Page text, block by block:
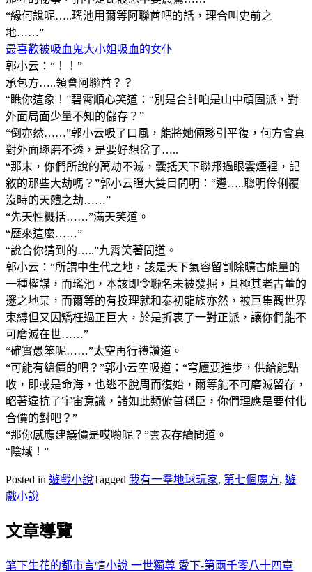
“緣何說呢…..瑤池用爾等阿聯酋吧的話，理合叫史前之
地……”
最喜歡被吸血鬼大小姐吸血的女仆
郭小云：“！！”
承包方…..領會阿聯酋？？
“瞧你這象！”碧霄順心笑道：“別是合計咱是山中頑固派，對
外面局面少量不知的儲存？”
“倒亦然……”郭小云吸了口風，能將她倆夥引平復，何方會真
對外面琢磨不透，是要好想岔了…..
“那末，你們所說的萬劫不滅，囊括天下聯邦過眼雲煙裡，記
敘的那些大劫嗎？”郭小云瞪大雙目問明：“遵…..聰明伶俐覆
沒時的天體之劫……”
“先天性概括……”滿天笑道。
“歷來這麼……”
“說合你猜到的…..”九霄笑著問道。
郭小云：“所謂中生代之地，該是天下氣容留割除曠古能量的
一種權謀，而瑤池，本該即令聯名未被發掘，且極其老古董的
邃之地某，而爾等的有按理就和泰初龍族亦然，被巨集觀世界
束縛但又因矯枉過正巨大，於是折衷了一對正派，讓你們能不
可磨滅在世……”
“確實愚笨呢……”太空再行禮讚道。
“可能有總價的吧？”郭小云空吸道：“穹廬要進步，供給能點
收，即或是命海，也逃不脫周而復始，爾等能不可磨滅留存，
昭著違抗了宇宙意識，諸如此類俯首稱臣，你們理應是要付化
合價的對吧？”
“那你感應建議價是哎喲呢？”雲表存續問道。
“陰域！”
Posted in 遊戲小說Tagged 我有一羣地球玩家, 第七個魔方, 遊
戲小說
文章導覽
笔下生花的都市言情小說 一世獨尊 愛下-第兩千零八十四章